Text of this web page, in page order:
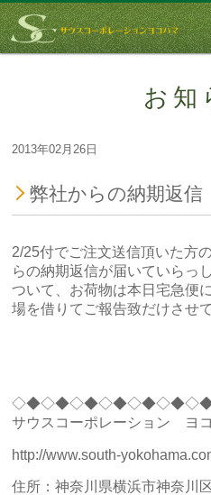
お知
2013年02月26日
弊社からの納期返信
2/25付でご注文送信頂いた方
らの納期返信が届いていらっ
ついて、お荷物は本日宅急便
場を借りてご報告致だけさせ
サウスコーポレーション ヨ
http://www.south-
住所：神奈川県横浜市神奈川